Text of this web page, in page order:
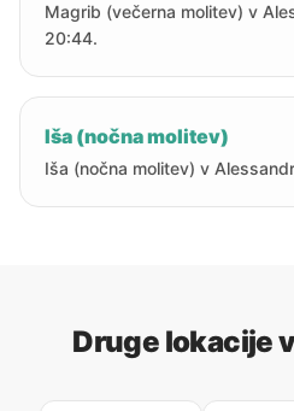
Magrib (večerna molitev) v
20:44.
Iša (nočna molitev)
Iša (nočna molitev) v
Druge lokacije